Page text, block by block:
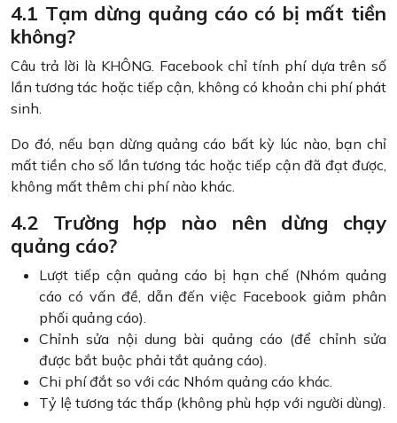
4.1 Tạm dừng quảng cáo có bị mất tiền
không?
Câu trả lời là KHÔNG. Facebook chỉ tính phí dựa trên số
lần tương tác hoặc tiếp cận, không có khoản chi phí phát
sinh.
Do đó, nếu bạn dừng quảng cáo bất kỳ lúc nào, bạn chỉ
mất tiền cho số lần tương tác hoặc tiếp cận đã đạt được,
không mất thêm chi phí nào khác.
4.2 Trường hợp nào nên dừng chạy
quảng cáo?
Lượt tiếp cận quảng cáo bị hạn chế (Nhóm quảng
cáo có vấn đề, dẫn đến việc Facebook giảm phân
phối quảng cáo).
Chỉnh sửa nội dung bài quảng cáo (để chỉnh sửa
được bắt buộc phải tắt quảng cáo).
Chi phí đắt so với các Nhóm quảng cáo khác.
Tỷ lệ tương tác thấp (không phù hợp với người dùng).